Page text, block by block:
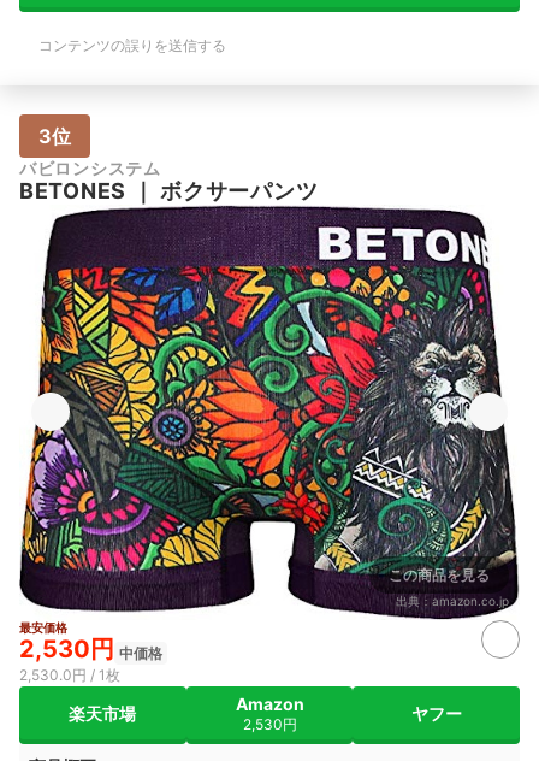
コンテンツの誤りを送信する
3位
バビロンシステム
BETONES ｜ボクサーパンツ
この商品を見る
出典： amazon.co.jp
最安価格
2,530円 中価格
2,530.0円 / 1枚
楽天市場 Amazon
2,530円
ヤフー